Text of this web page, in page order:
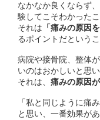
なかなか良くならず
験してこそわかった
それは 「痛みの原因
るポイントだというこ
病院や接骨院、整体
いのはおかしいと思
それは、 痛みの原因
「私と同じように痛
と思い、一番効果が